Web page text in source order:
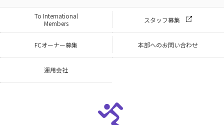
To International
Members
スタッフ募集
FCオーナー募集 本部へのお問い合わせ
運用会社